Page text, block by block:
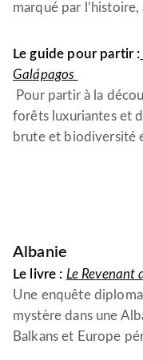
marqué par
Le guide pour partir :
Galápagos
Pour partir à la
forêts luxuriantes et
brute et biodiversité
Albanie
Le livre : Le Revenant
Une enquête
mystère dans une
Balkans et Europe